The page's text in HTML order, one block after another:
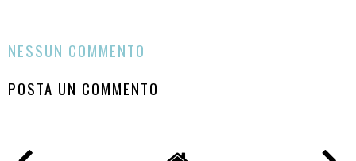
NESSUN COMMENTO
POSTA UN COMMENTO